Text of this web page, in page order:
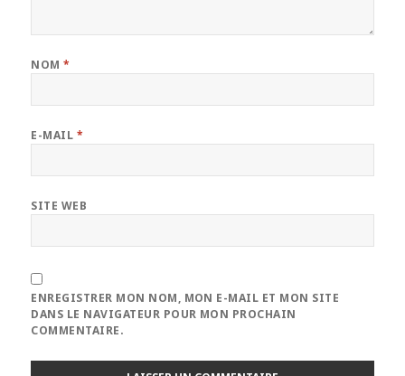
NOM*
E-MAIL *
SITE WEB
ENREGISTRER MON NOM, MON E-MAIL ET MON SITE
DANS LE NAVIGATEUR POUR MON PROCHAIN
COMMENTAIRE.